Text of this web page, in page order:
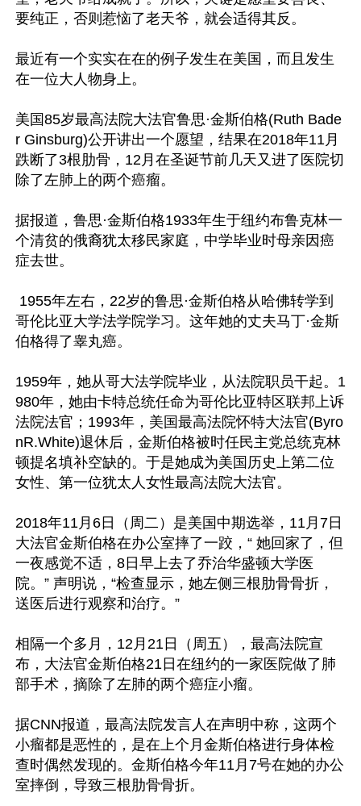
要纯正，否则惹恼了老天爷，就会适得其反。
最近有一个实实在在的例子发生在美国，而且发生
在一位大人物身上。
美国85岁最高法院大法官鲁思·金斯伯格(Ruth Bade
r Ginsburg)公开讲出一个愿望，结果在2018年11月
跌断了3根肋骨，12月在圣诞节前几天又进了医院切
除了左肺上的两个癌瘤。
据报道，鲁思·金斯伯格1933年生于纽约布鲁克林一
个清贫的俄裔犹太移民家庭，中学毕业时母亲因癌
症去世。
哥伦比亚大学法学院学习。这年她的丈夫马丁·金斯
伯格得了睾丸癌。
1959年，她从哥大法学院毕业，从法院职员干起。1
980年，她由卡特总统任命为哥伦比亚特区联邦上诉
法院法官；1993年，美国最高法院怀特大法官(Byro
nR.White)退休后，金斯伯格被时任民主党总统克林
顿提名填补空缺的。于是她成为美国历史上第二位
女性、第一位犹太人女性最高法院大法官。
2018年11月6日（周二）是美国中期选举，11月7日
大法官金斯伯格在办公室摔了一跤，“ 她回家了，但
一夜感觉不适，8日早上去了乔治华盛顿大学医
院。” 声明说，“检查显示，她左侧三根肋骨骨折，
送医后进行观察和治疗。”
相隔一个多月，12月21日（周五），最高法院宣
布，大法官金斯伯格21日在纽约的一家医院做了肺
部手术，摘除了左肺的两个癌症小瘤。
据CNN报道，最高法院发言人在声明中称，这两个
小瘤都是恶性的，是在上个月金斯伯格进行身体检
查时偶然发现的。金斯伯格今年11月7号在她的办公
室摔倒，导致三根肋骨骨折。